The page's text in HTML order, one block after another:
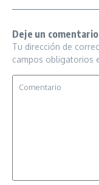
Deje un comentario
Tu dirección de
campos obligatorios